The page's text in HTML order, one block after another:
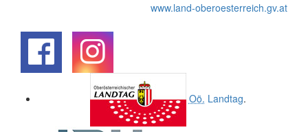
www.land-oberoesterreich.gv.at
Oö. Landtag.